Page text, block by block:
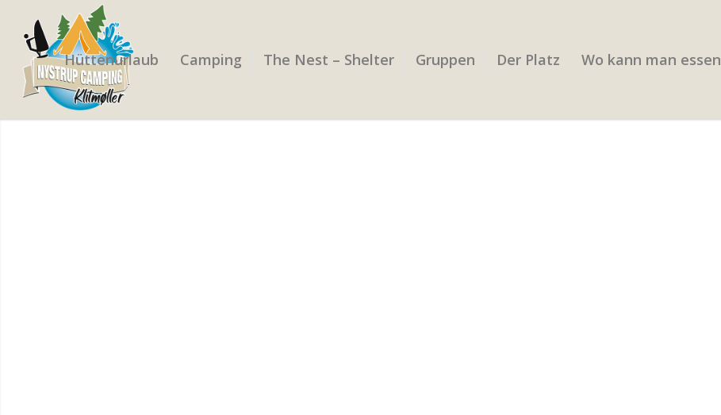
Hüttenurlaub Camping The Nest – Shelter Gruppen Der Platz Wo kann man essen